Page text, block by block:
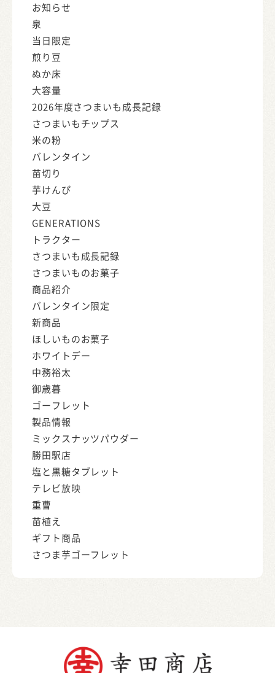
お知らせ
泉
当日限定
煎り豆
ぬか床
大容量
2026年度さつまいも成長記録
さつまいもチップス
米の粉
バレンタイン
苗切り
芋けんぴ
大豆
GENERATIONS
トラクター
さつまいも成長記録
さつまいものお菓子
商品紹介
バレンタイン限定
新商品
ほしいものお菓子
ホワイトデー
中務裕太
御歳暮
ゴーフレット
製品情報
ミックスナッツパウダー
勝田駅店
塩と黒糖タブレット
テレビ放映
重曹
苗植え
ギフト商品
さつま芋ゴーフレット